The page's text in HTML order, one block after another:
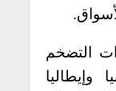
التضخم
وإيطاليا